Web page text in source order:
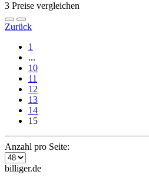
3 Preise vergleichen
Zurück
1
...
10
11
12
13
14
15
Anzahl pro Seite:
billiger.de